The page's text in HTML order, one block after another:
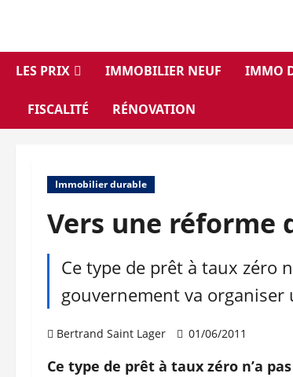
contenu
LES PRIX
IMMOBILIER NEUF IMMO
FISCALITÉ RÉNOVATION
Immobilier durable
Vers une réforme
Ce type de prêt à taux zéro
gouvernement va
Bertrand Saint Lager 01/06/2011
Ce type de prêt à taux zéro n’a